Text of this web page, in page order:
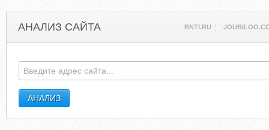
АНАЛИЗ САЙТА BNTI.RU